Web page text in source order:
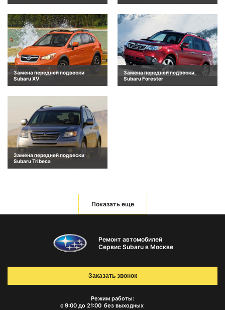
Замена передней подвески
Subaru XV
Замена передней подвески
Subaru Forester
Замена передней подвески
Subaru Tribeca
Показать еще
Ремонт автомобилей
Сервис Subaru в Москве
Режим работы:
с 9:00 до 21:00 без выходных
Заказать звонок